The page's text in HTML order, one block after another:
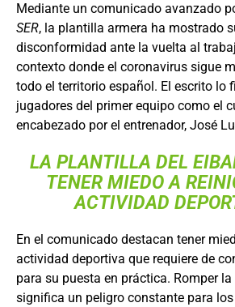
Mediante un comunicado avanzado
SER, la plantilla armera ha mostrado
disconformidad ante la vuelta al
contexto donde el coronavirus sigue
todo el territorio español. El escrito lo
jugadores del primer equipo como el
encabezado por el entrenador, José
LA PLANTILLA DEL
TENER MIEDO A
ACTIVIDAD
En el comunicado destacan tener
actividad deportiva que requiere de
para su puesta en práctica. Romper
significa un peligro constante para